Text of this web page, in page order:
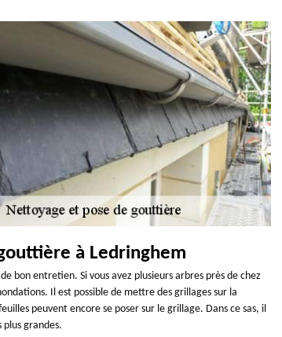
à Ledringhem
bon entretien. Si vous avez plusieurs arbres près de chez
Il est possible de mettre des grillages sur la
peuvent encore se poser sur le grillage. Dans ce sas, il
grandes.